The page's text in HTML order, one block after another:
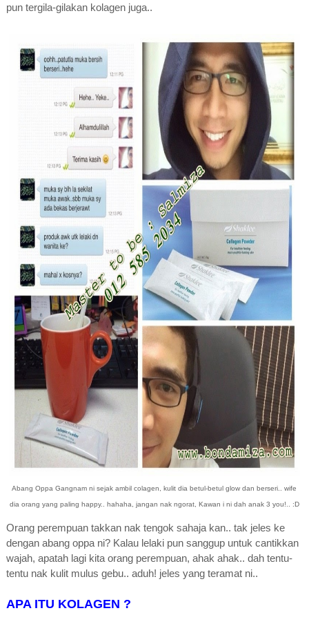
pun tergila-gilakan kolagen juga..
Abang Oppa Gangnam ni sejak ambil colagen, kulit dia betul-betul glow dan berseri.. wife
dia orang yang paling happy.. hahaha, jangan nak ngorat, Kawan i ni dah anak 3 you!.. :D
Orang perempuan takkan nak tengok sahaja kan.. tak jeles ke
dengan abang oppa ni? Kalau lelaki pun sanggup untuk cantikkan
wajah, apatah lagi kita orang perempuan, ahak ahak.. dah tentu-
tentu nak kulit mulus gebu.. aduh! jeles yang teramat ni..
APA ITU KOLAGEN ?